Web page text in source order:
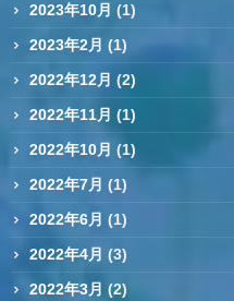
2023年10月 (1)
2023年2月 (1)
2022年12月 (2)
2022年11月 (1)
2022年10月 (1)
2022年7月 (1)
2022年6月 (1)
2022年4月 (3)
2022年3月 (2)